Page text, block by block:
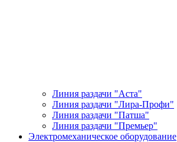
Линия раздачи "Аста"
Линия раздачи "Лира-Профи"
Линия раздачи "Патша"
Линия раздачи "Премьер"
Электромеханическое оборудование